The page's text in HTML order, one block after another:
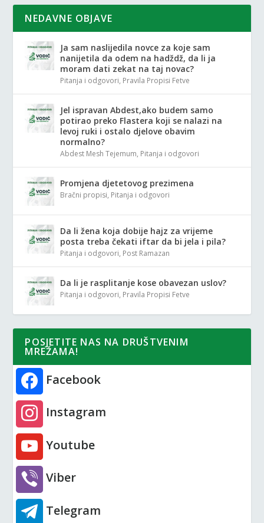
NEDAVNE OBJAVE
Ja sam naslijedila novce za koje sam
nanijetila da odem na hadždž, da li ja
moram dati zekat na taj novac?
Pitanja i odgovori, Pravila Propisi Fetve
Jel ispravan Abdest,ako budem samo
potirao preko Flastera koji se nalazi na
levoj ruki i ostalo djelove obavim
normalno?
Abdest Mesh Tejemum, Pitanja i odgovori
Promjena djetetovog prezimena
Bračni propisi, Pitanja i odgovori
Da li žena koja dobije hajz za vrijeme
posta treba čekati iftar da bi jela i pila?
Pitanja i odgovori, Post Ramazan
Da li je rasplitanje kose obavezan uslov?
Pitanja i odgovori, Pravila Propisi Fetve
POSJETITE NAS NA DRUŠTVENIM
MREŽAMA!
Facebook
Instagram
Youtube
Viber
Telegram